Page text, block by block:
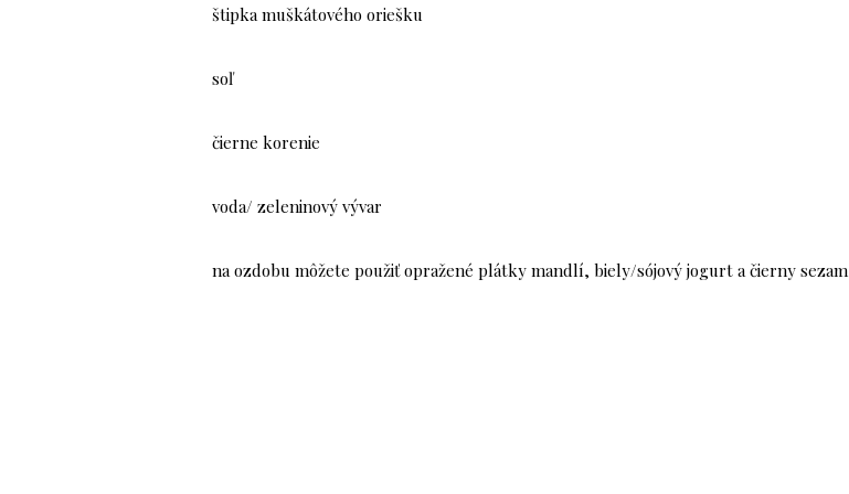
štipka muškátového oriešku
soľ
čierne korenie
voda/ zeleninový vývar
na ozdobu môžete použiť opražené plátky mandlí, biely/sójový jogurt a čierny sezam